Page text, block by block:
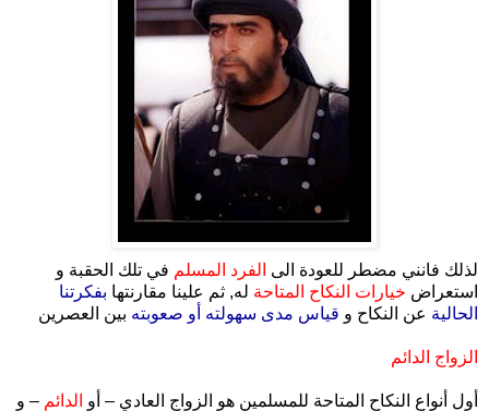
لذلك فانني مضطر للعودة الى الفرد المسلم في تلك الحقبة و
استعراض خيارات النكاح المتاحة له, ثم علينا مقارنتها بفكرتنا
الحالية عن النكاح و قياس مدى سهولته أو صعوبته بين العصرين
الزواج الدائم
أول أنواع النكاح المتاحة للمسلمين هو الزواج العادي – أو الدائم – و